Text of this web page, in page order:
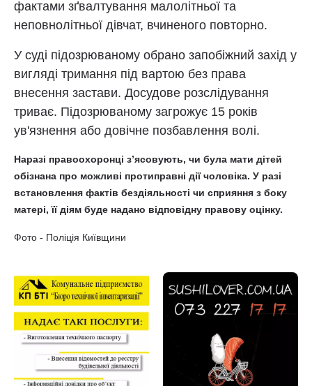
фактами зґвалтування малолітньої та
неповнолітньої дівчат, вчиненого повторно.
У суді підозрюваному обрано запобіжний захід у
вигляді тримання під вартою без права
внесення застави. Досудове розслідування
триває. Підозрюваному загрожує 15 років
ув'язнення або довічне позбавлення волі.
Наразі правоохоронці з’ясовують, чи була мати дітей
обізнана про можливі протиправні дії чоловіка. У разі
встановлення фактів бездіяльності чи сприяння з боку
матері, її діям буде надано відповідну правову оцінку.
Фото - Поліція Київщини